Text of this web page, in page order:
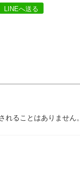
LINEへ送る
れることはありません。